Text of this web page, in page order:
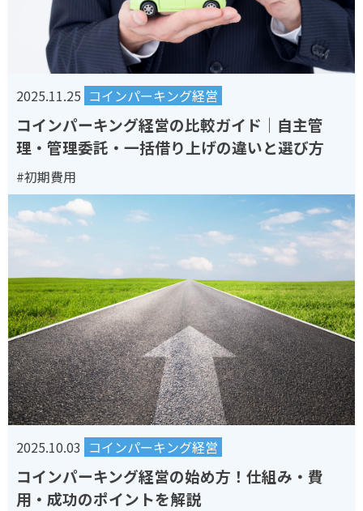
2025.11.25 コインパーキング経営
コインパーキング経営の比較ガイド｜自主管
理・管理委託・一括借り上げの違いと選び方
#初期費用
2025.10.03 コインパーキング経営
コインパーキング経営の始め方！仕組み・費
用・成功のポイントを解説